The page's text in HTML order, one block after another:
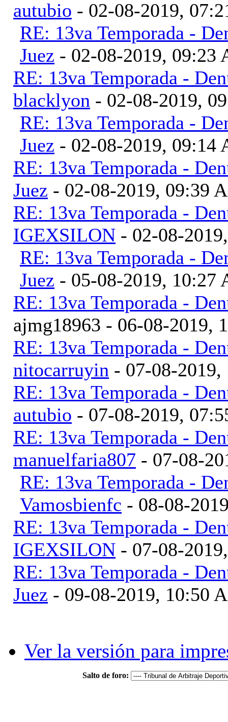
autubio - 02-08-2019,
RE: 13va Temporada -
Juez - 02-08-2019, 09:23
RE: 13va Temporada -
blacklyon - 02-08-2019,
RE: 13va Temporada -
Juez - 02-08-2019, 09:14
RE: 13va Temporada -
Juez - 02-08-2019, 09:39
RE: 13va Temporada -
IGEXSILON - 02-08-
RE: 13va Temporada -
Juez - 05-08-2019, 10:27
RE: 13va Temporada -
ajmg18963 - 06-08-2019,
RE: 13va Temporada -
nitocarruyin - 07-08-
RE: 13va Temporada -
autubio - 07-08-2019,
RE: 13va Temporada -
manuelfaria807 - 07-08-
RE: 13va Temporada -
Vamosbienfc - 08-08-
RE: 13va Temporada -
IGEXSILON - 07-08-
RE: 13va Temporada -
Juez - 09-08-2019, 10:50
Ver la versión para
Salto de foro: